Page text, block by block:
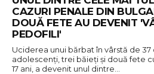
CAZURI PENALE DIN
DOUĂ FETE AU DEVENIT
PEDOFILI'
Uciderea unui bărbat în vârstă de
adolescenţi, trei băieţi şi două fete
17 ani, a devenit unul dintre…